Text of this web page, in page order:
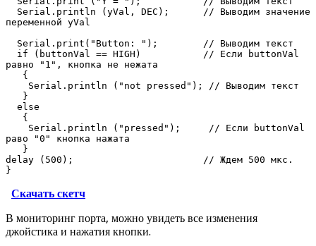
переменной yVal
равно "1", кнопка не нежата
раво "0" кнопка нажата
delay (500);                       // Ждем 500 мкс.
}
Скачать скетч
В мониторинг порта, можно увидеть все изменения
джойстика и нажатия кнопки.